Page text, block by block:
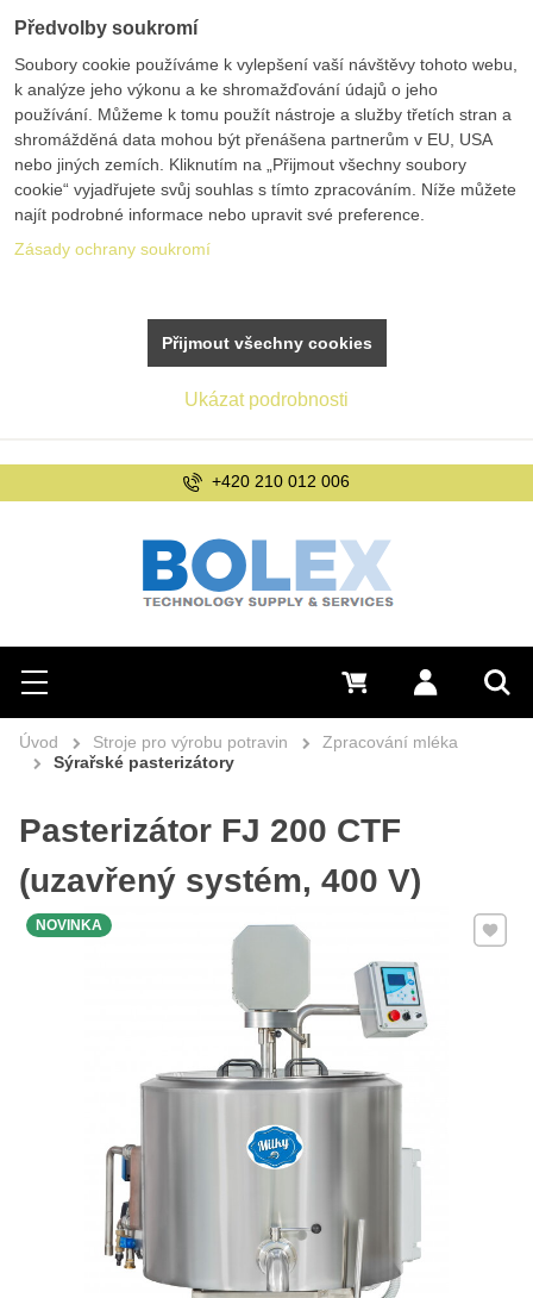
Hledat
Menu Přihlásit se
0 Kč
Úvod Stroje pro výrobu potravin
Zpracování mléka
Sýrařské pasterizátory
Pasterizátor FJ 200 CTF
(uzavřený systém, 400 V)
Přidat
NOVINKA
Předvolby soukromí
Soubory cookie používáme k vylepšení vaší návštěvy tohoto webu,
k analýze jeho výkonu a ke shromažďování údajů o jeho
používání. Můžeme k tomu použít nástroje a služby třetích stran a
shromážděná data mohou být přenášena partnerům v EU, USA
nebo jiných zemích. Kliknutím na „Přijmout všechny soubory
cookie“ vyjadřujete svůj souhlas s tímto zpracováním. Níže můžete
najít podrobné informace nebo upravit své preference.
Zásady ochrany soukromí
Ukázat podrobnosti
Přijmout všechny cookies